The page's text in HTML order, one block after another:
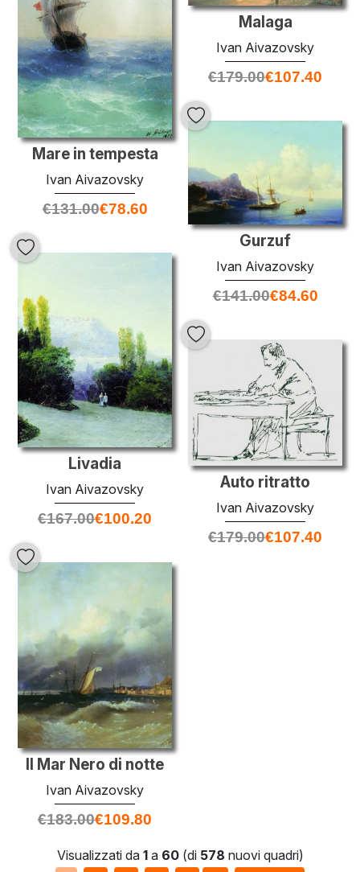
Mare in tempesta
Ivan Aivazovsky
€131.00€78.60
Malaga
Ivan Aivazovsky
€179.00€107.40
Gurzuf
Ivan Aivazovsky
€141.00€84.60
Livadia
Ivan Aivazovsky
€167.00€100.20
Auto ritratto
Ivan Aivazovsky
€179.00€107.40
Il Mar Nero di notte
Ivan Aivazovsky
€183.00€109.80
Visualizzati da 1a 60(di 578 nuovi quadri)